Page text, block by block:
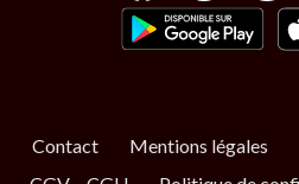
Contact Mentions légales